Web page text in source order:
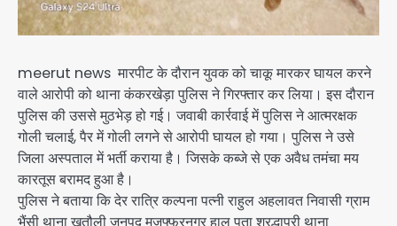
meerut news मारपीट के दौरान युवक को चाकू मारकर घायल करने
वाले आरोपी को थाना कंकरखेड़ा पुलिस ने गिरफ्तार कर लिया। इस दौरान
पुलिस की उससे मुठभेड़ हो गई। जवाबी कार्रवाई में पुलिस ने आत्मरक्षक
गोली चलाई, पैर में गोली लगने से आरोपी घायल हो गया। पुलिस ने उसे
जिला अस्पताल में भर्ती कराया है। जिसके कब्जे से एक अवैध तमंचा मय
कारतूस बरामद हुआ है।
पुलिस ने बताया कि देर रात्रि कल्पना पत्नी राहुल अहलावत निवासी ग्राम